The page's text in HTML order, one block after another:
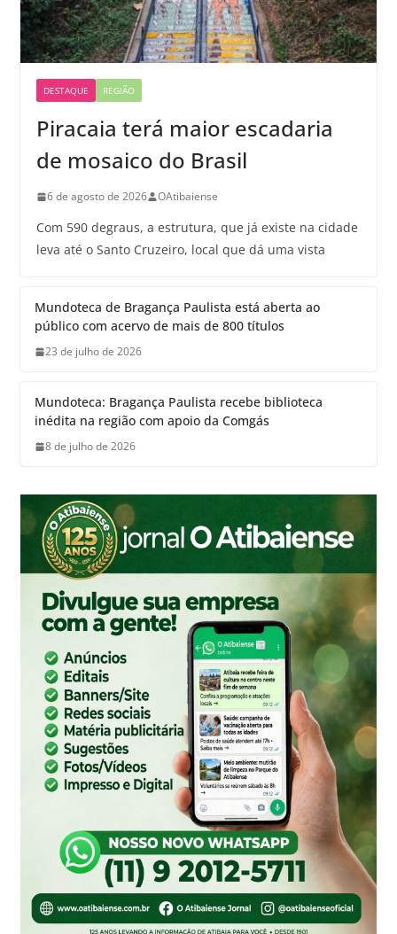
DESTAQUE REGIÃO
Piracaia terá maior escadaria
de mosaico do Brasil
6 de agosto de 2026 OAtibaiense
Com 590 degraus, a estrutura, que já existe na cidade
leva até o Santo Cruzeiro, local que dá uma vista
Mundoteca de Bragança Paulista está aberta ao
público com acervo de mais de 800 títulos
23 de julho de 2026
Mundoteca: Bragança Paulista recebe biblioteca
inédita na região com apoio da Comgás
8 de julho de 2026